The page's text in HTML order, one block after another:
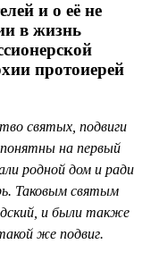
и о её не
в жизнь
протоиерей
святых, подвиги
на первый
родной дом и ради
Таковым святым
и были также
же подвиг.